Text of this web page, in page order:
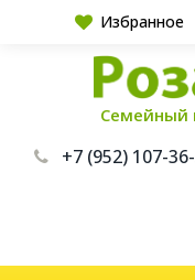
Избранное
Семейный
+7 (952) 107-